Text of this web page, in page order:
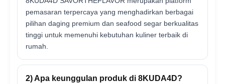
pemasaran terpercaya yang menghadirkan berbagai
pilihan daging premium dan seafood segar berkualitas
tinggi untuk memenuhi kebutuhan kuliner terbaik di
rumah.
2) Apa keunggulan produk di 8KUDA4D?